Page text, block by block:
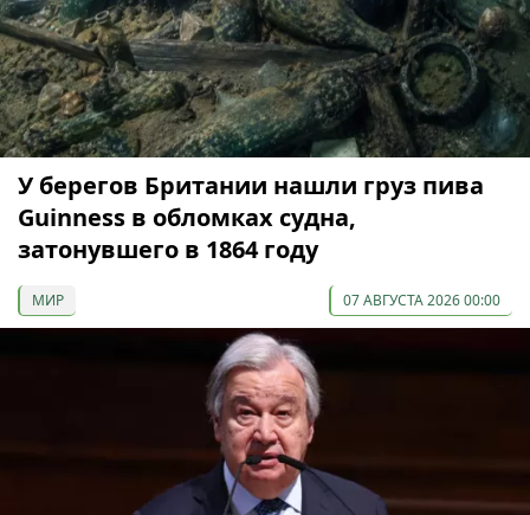
У берегов Британии нашли груз пива
Guinness в обломках судна,
затонувшего в 1864 году
МИР 07 АВГУСТА 2026 00:00